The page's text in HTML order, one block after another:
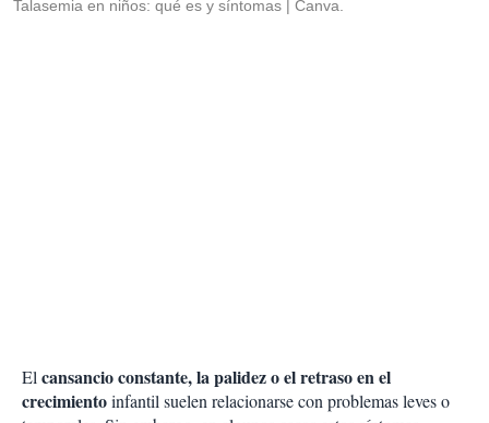
Talasemia en niños: qué es y síntomas Canva.
Elcansancio constante, la palidez o el retraso en el
crecimientoinfantil suelen relacionarse con problemas leves o